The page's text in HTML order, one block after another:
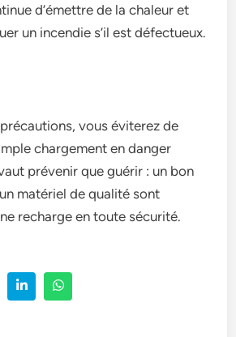
d’émettre de la chaleur et
un incendie s’il est défectueux.
vous éviterez de
chargement en danger
prévenir que guérir : un bon
matériel de qualité sont
recharge en toute sécurité.